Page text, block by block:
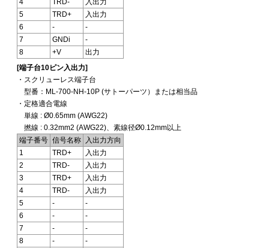
4
TRD-
入出力
5
TRD+
入出力
6
-
-
7
GNDi
-
8
+V
出力
[端子台10ピン入出力]
・スクリューレス端子台
型番：ML-700-NH-10P (サトーパーツ）または相当品
・定格適合電線
単線 : Ø0.65mm (AWG22)
撚線 : 0.32mm2 (AWG22)、素線径Ø0.12mm以上
端子番号 信号名称
入出力方向
1
TRD+
入出力
2
TRD-
入出力
3
TRD+
入出力
4
TRD-
入出力
5
-
-
6
-
-
7
-
-
8
-
-